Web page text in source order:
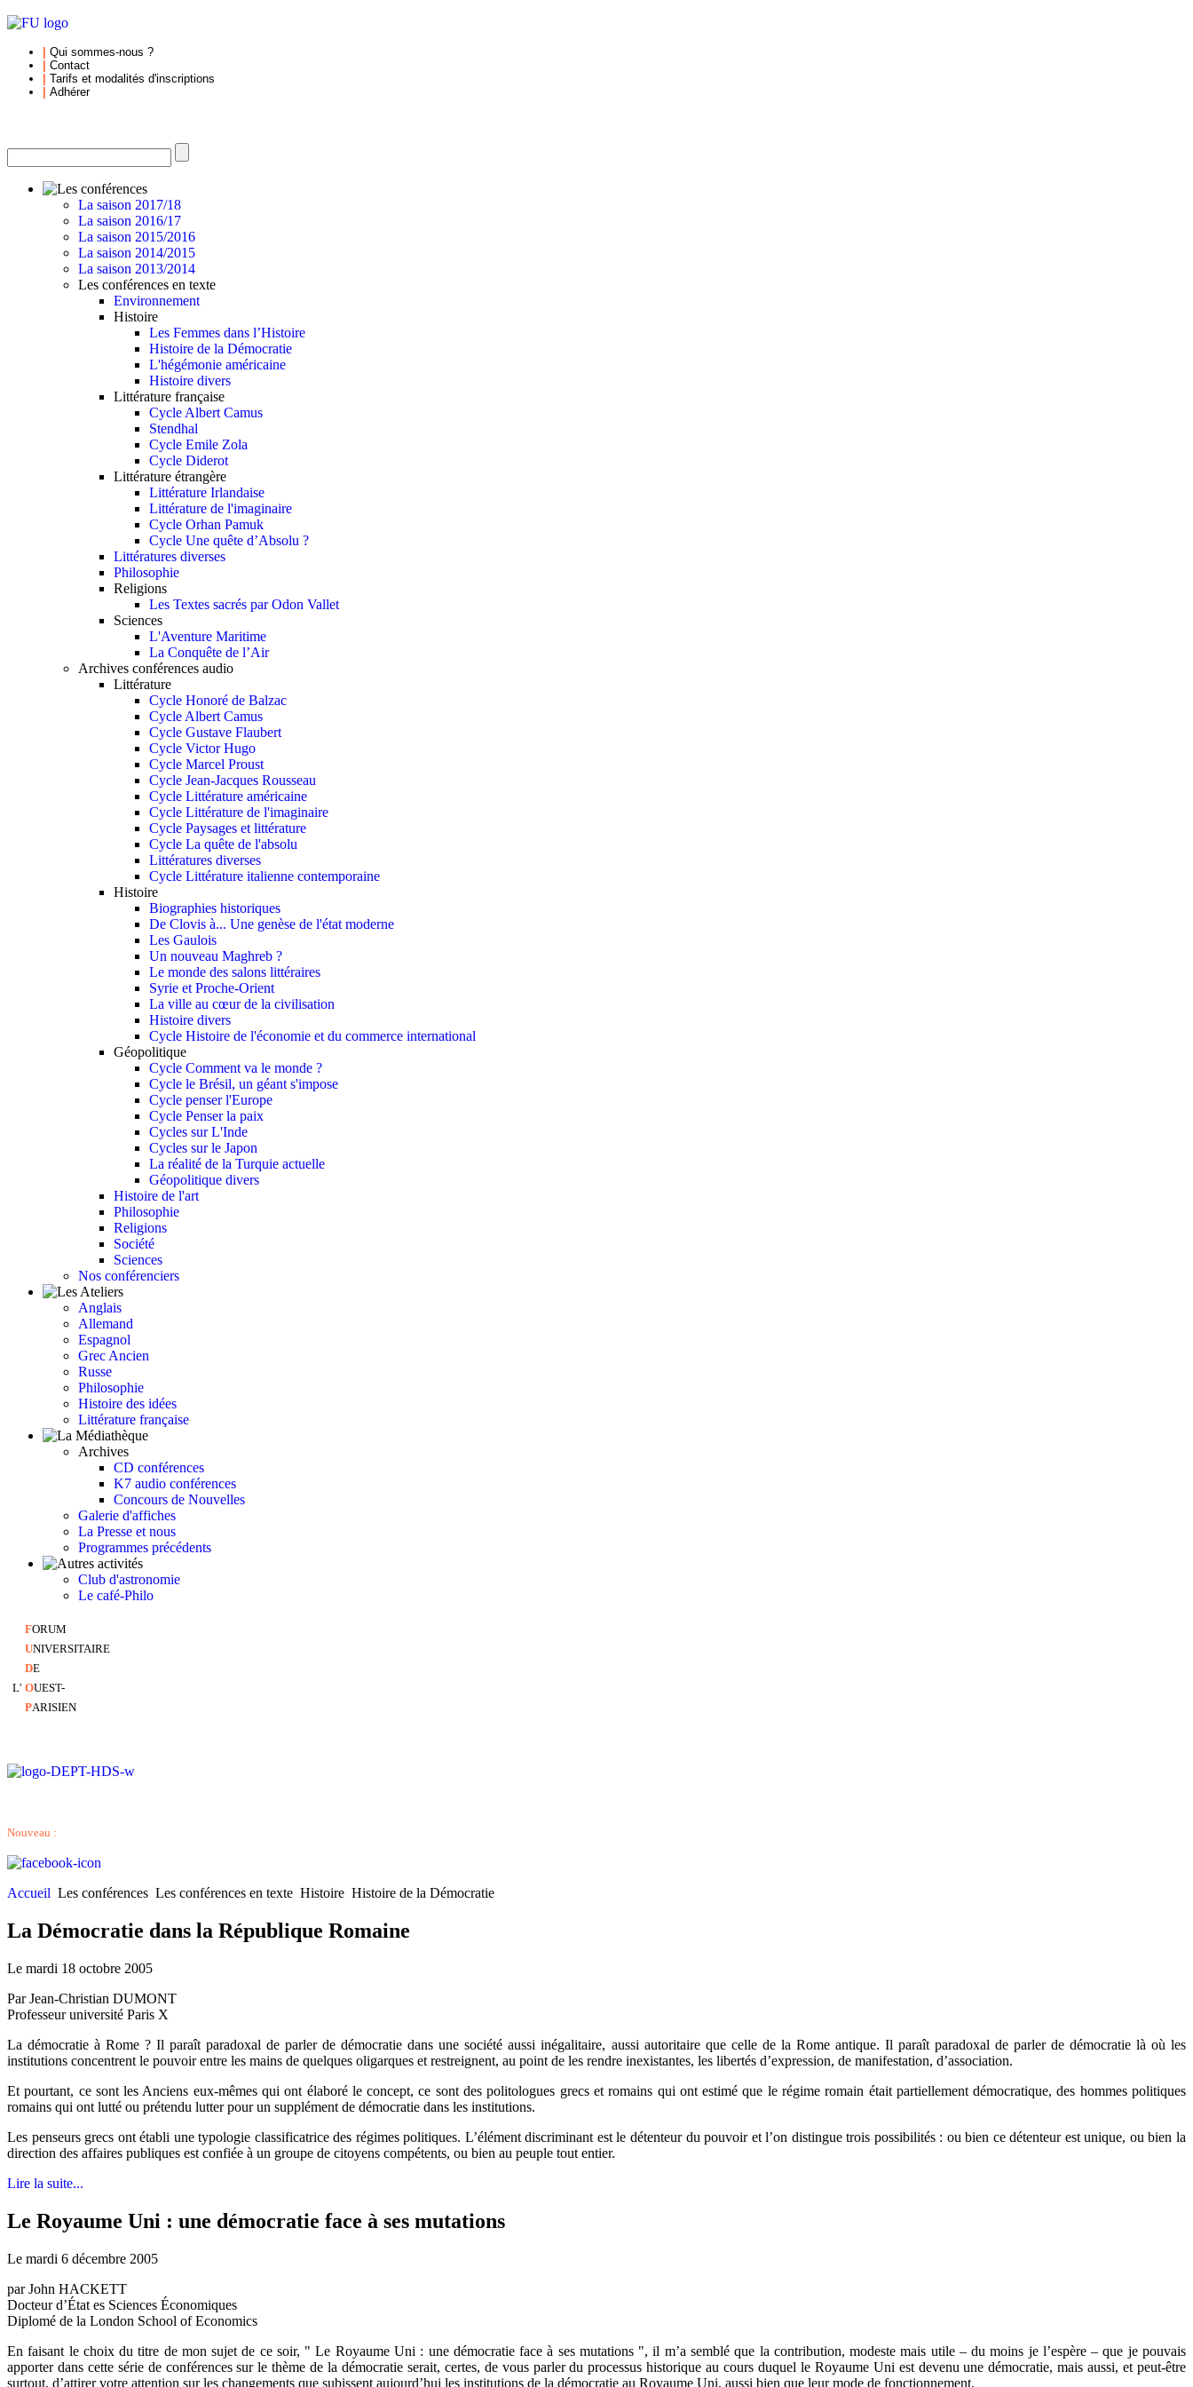
Qui sommes-nous ?
Contact
Tarifs et modalités d'inscriptions
Adhérer
La saison 2017/18
La saison 2016/17
La saison 2015/2016
La saison 2014/2015
La saison 2013/2014
Les conférences en texte
Environnement
Histoire
Les Femmes dans l’Histoire
Histoire de la Démocratie
L'hégémonie américaine
Histoire divers
Littérature française
Cycle Albert Camus
Stendhal
Cycle Emile Zola
Cycle Diderot
Littérature étrangère
Littérature Irlandaise
Littérature de l'imaginaire
Cycle Orhan Pamuk
Cycle Une quête d’Absolu ?
Littératures diverses
Philosophie
Religions
Les Textes sacrés par Odon Vallet
Sciences
L'Aventure Maritime
La Conquête de l’Air
Archives conférences audio
Littérature
Cycle Honoré de Balzac
Cycle Albert Camus
Cycle Gustave Flaubert
Cycle Victor Hugo
Cycle Marcel Proust
Cycle Jean-Jacques Rousseau
Cycle Littérature américaine
Cycle Littérature de l'imaginaire
Cycle Paysages et littérature
Cycle La quête de l'absolu
Littératures diverses
Cycle Littérature italienne contemporaine
Histoire
Biographies historiques
De Clovis à... Une genèse de l'état moderne
Les Gaulois
Un nouveau Maghreb ?
Le monde des salons littéraires
Syrie et Proche-Orient
La ville au cœur de la civilisation
Histoire divers
Cycle Histoire de l'économie et du commerce international
Géopolitique
Cycle Comment va le monde ?
Cycle le Brésil, un géant s'impose
Cycle penser l'Europe
Cycle Penser la paix
Cycles sur L'Inde
Cycles sur le Japon
La réalité de la Turquie actuelle
Géopolitique divers
Histoire de l'art
Philosophie
Religions
Société
Sciences
Nos conférenciers
Anglais
Allemand
Espagnol
Grec Ancien
Russe
Philosophie
Histoire des idées
Littérature française
Archives
CD conférences
K7 audio conférences
Concours de Nouvelles
Galerie d'affiches
La Presse et nous
Programmes précédents
Club d'astronomie
Le café-Philo
FORUM
UNIVERSITAIRE
DE
L' OUEST-
PARISIEN
Nouveau :
Accueil Les conférences Les conférences en texte Histoire Histoire de la Démocratie
La Démocratie dans la République Romaine
Le mardi 18 octobre 2005
Par Jean-Christian DUMONT
Professeur université Paris X
La démocratie à Rome ? Il paraît paradoxal de parler de démocratie dans une société aussi inégalitaire, aussi autoritaire que celle de la Rome antique. Il paraît paradoxal de parler de démocratie là où les
institutions concentrent le pouvoir entre les mains de quelques oligarques et restreignent, au point de les rendre inexistantes, les libertés d’expression, de manifestation, d’association.
Et pourtant, ce sont les Anciens eux-mêmes qui ont élaboré le concept, ce sont des politologues grecs et romains qui ont estimé que le régime romain était partiellement démocratique, des hommes politiques
romains qui ont lutté ou prétendu lutter pour un supplément de démocratie dans les institutions.
Les penseurs grecs ont établi une typologie classificatrice des régimes politiques. L’élément discriminant est le détenteur du pouvoir et l’on distingue trois possibilités : ou bien ce détenteur est unique, ou bien la
direction des affaires publiques est confiée à un groupe de citoyens compétents, ou bien au peuple tout entier.
Lire la suite...
Le Royaume Uni : une démocratie face à ses mutations
Le mardi 6 décembre 2005
par John HACKETT
Docteur d’État es Sciences Économiques
Diplomé de la London School of Economics
En faisant le choix du titre de mon sujet de ce soir, " Le Royaume Uni : une démocratie face à ses mutations ", il m’a semblé que la contribution, modeste mais utile – du moins je l’espère – que je pouvais
apporter dans cette série de conférences sur le thème de la démocratie serait, certes, de vous parler du processus historique au cours duquel le Royaume Uni est devenu une démocratie, mais aussi, et peut-être
surtout, d’attirer votre attention sur les changements que subissent aujourd’hui les institutions de la démocratie au Royaume Uni, aussi bien que leur mode de fonctionnement.